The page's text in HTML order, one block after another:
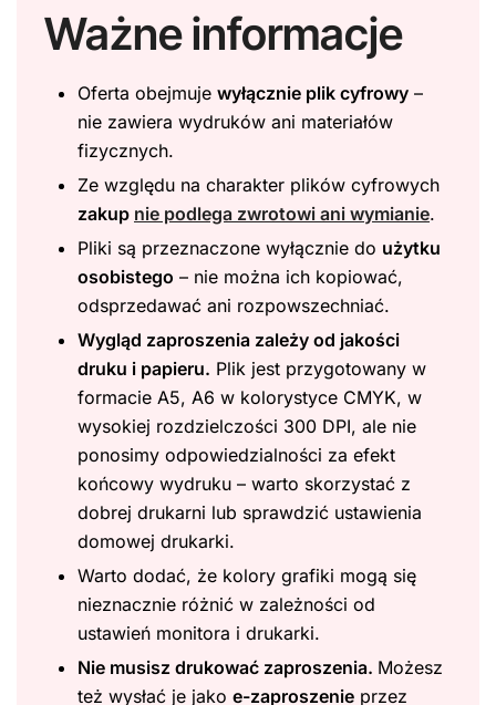
Ważne informacje
Oferta obejmuje wyłącznie plik cyfrowy –
nie zawiera wydruków ani materiałów
fizycznych.
Ze względu na charakter plików cyfrowych
zakup nie podlega zwrotowi ani wymianie.
Pliki są przeznaczone wyłącznie do użytku
osobistego – nie można ich kopiować,
odsprzedawać ani rozpowszechniać.
Wygląd zaproszenia zależy od jakości
druku i papieru. Plik jest przygotowany w
formacie A5, A6 w kolorystyce CMYK, w
wysokiej rozdzielczości 300 DPI, ale nie
ponosimy odpowiedzialności za efekt
końcowy wydruku – warto skorzystać z
dobrej drukarni lub sprawdzić ustawienia
domowej drukarki.
Warto dodać, że kolory grafiki mogą się
nieznacznie różnić w zależności od
ustawień monitora i drukarki.
Nie musisz drukować zaproszenia. Możesz
też wysłać je jako e-zaproszenie przez